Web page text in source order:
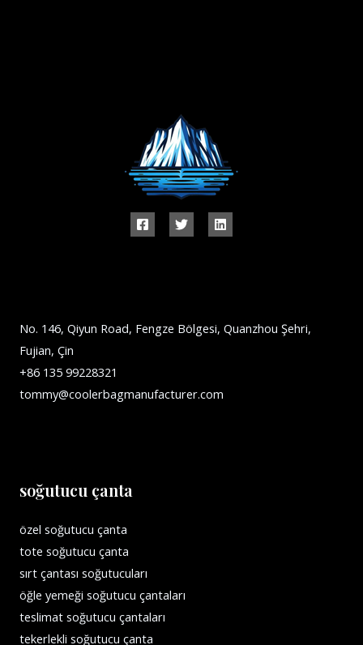
No. 146, Qiyun Road, Fengze Bölgesi, Quanzhou Şehri,
Fujian, Çin
+86 135 99228321
tommy@coolerbagmanufacturer.com
soğutucu çanta
özel soğutucu çanta
tote soğutucu çanta
sırt çantası soğutucuları
öğle yemeği soğutucu çantaları
teslimat soğutucu çantaları
tekerlekli soğutucu çanta